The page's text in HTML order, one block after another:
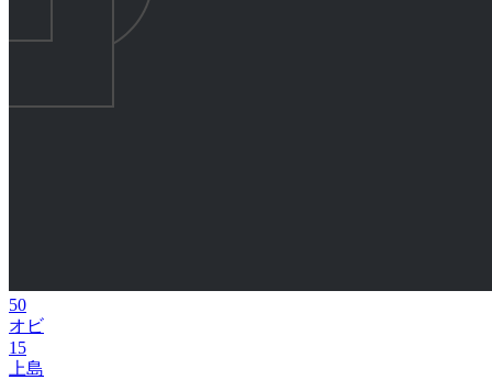
50
オビ
15
上島